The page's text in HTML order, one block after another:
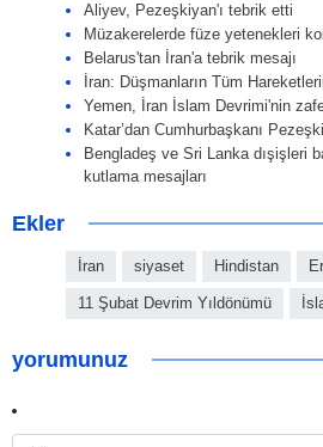
Aliyev, Pezeşkiyan'ı tebrik etti
Müzakerelerde füze yetenekleri
Belarus'tan İran'a tebrik mesajı
İran: Düşmanların Tüm
Yemen, İran İslam Devrimi'nin
Katar’dan Cumhurbaşkanı
Bengladeş ve Sri Lanka dışişleri
kutlama mesajları
Ekler
İran siyaset Hindistan
11 Şubat Devrim Yıldönümü
yorumunuz